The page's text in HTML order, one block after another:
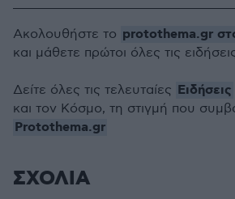
Ακολουθήστε το protothema.gr
και μάθετε πρώτοι όλες τις
Δείτε όλες τις τελευταίες Ειδήσεις
και τον Κόσμο, τη στιγμή που
Protothema.gr
ΣΧΟΛΙΑ